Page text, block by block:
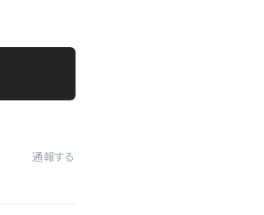
通報する